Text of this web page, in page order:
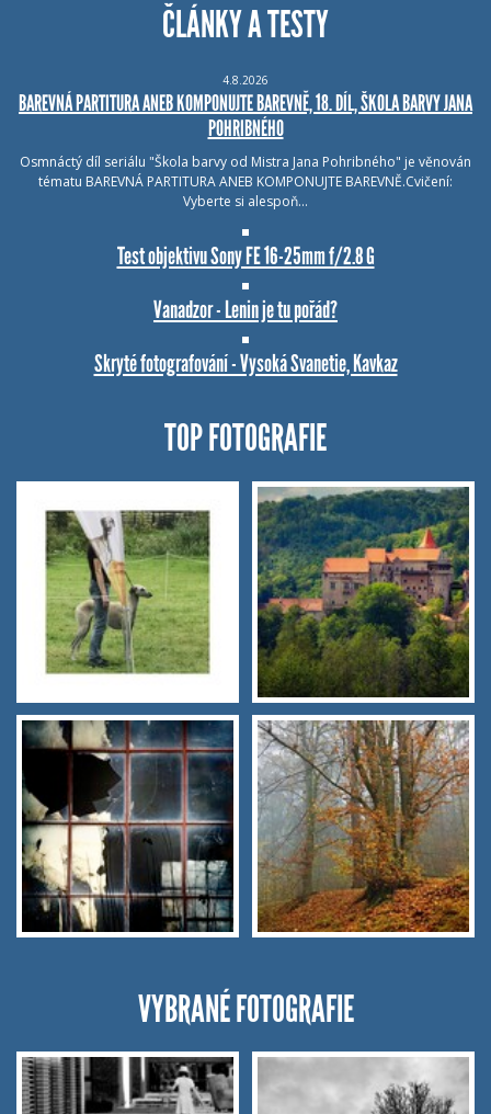
ČLÁNKY A TESTY
4.8.2026
BAREVNÁ PARTITURA ANEB KOMPONUJTE BAREVNĚ, 18. DÍL, ŠKOLA BARVY JANA
POHRIBNÉHO
Osmnáctý díl seriálu "Škola barvy od Mistra Jana Pohribného" je věnován
tématu BAREVNÁ PARTITURA ANEB KOMPONUJTE BAREVNĚ.Cvičení:
Vyberte si alespoň…
Test objektivu Sony FE 16-25mm f/2.8 G
Vanadzor - Lenin je tu pořád?
Skryté fotografování - Vysoká Svanetie, Kavkaz
TOP FOTOGRAFIE
VYBRANÉ FOTOGRAFIE